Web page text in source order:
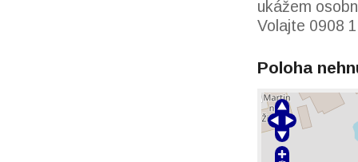
ukážem
Volajte 0908
Poloha